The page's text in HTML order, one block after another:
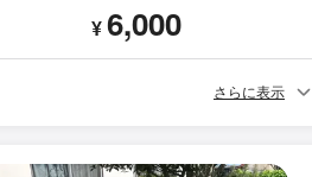
¥6,000
さらに表示